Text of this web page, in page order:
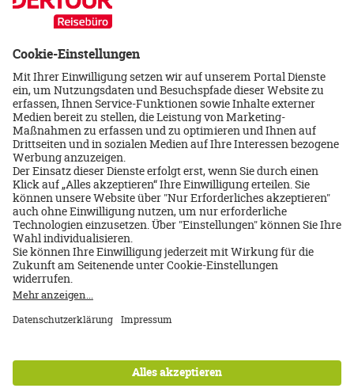
‹
Über uns